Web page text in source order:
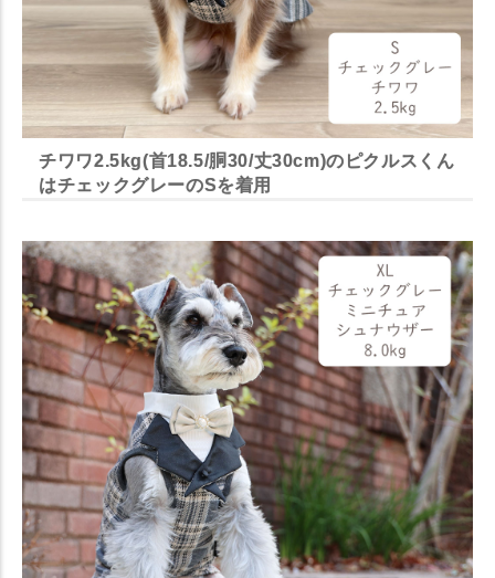
チワワ2.5kg(首18.5/胴30/丈30cm)のピクルスくん
はチェックグレーのSを着用